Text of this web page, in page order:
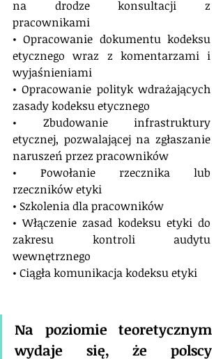
na drodze konsultacji z
pracownikami
• Opracowanie dokumentu kodeksu
etycznego wraz z komentarzami i
wyjaśnieniami
• Opracowanie polityk wdrażających
zasady kodeksu etycznego
• Zbudowanie infrastruktury
etycznej, pozwalającej na zgłaszanie
naruszeń przez pracowników
• Powołanie rzecznika lub
rzeczników etyki
• Szkolenia dla pracowników
• Włączenie zasad kodeksu etyki do
zakresu kontroli audytu
wewnętrznego
• Ciągła komunikacja kodeksu etyki
Na poziomie teoretycznym
wydaje się, że polscy